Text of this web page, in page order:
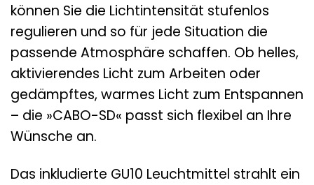
können Sie die Lichtintensität stufenlos
regulieren und so für jede Situation die
passende Atmosphäre schaffen. Ob helles,
aktivierendes Licht zum Arbeiten oder
gedämpftes, warmes Licht zum Entspannen
– die »CABO-SD« passt sich flexibel an Ihre
Wünsche an.
Das inkludierte GU10 Leuchtmittel strahlt ein